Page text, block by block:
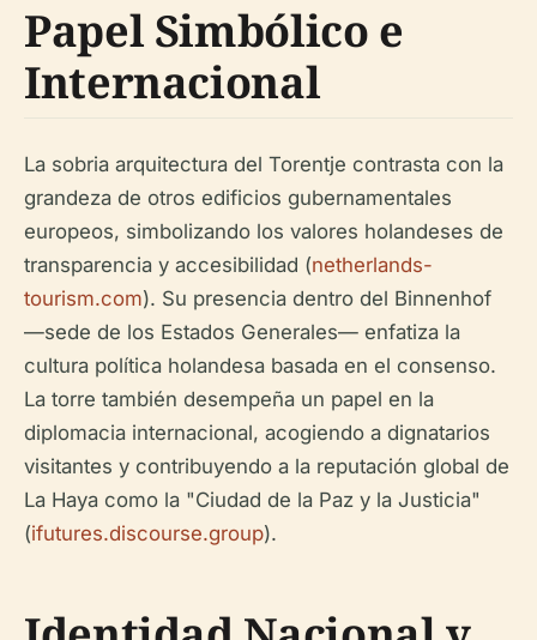
Papel Simbólico e
Internacional
La sobria arquitectura del Torentje contrasta con la
grandeza de otros edificios gubernamentales
europeos, simbolizando los valores holandeses de
transparencia y accesibilidad (netherlands-
tourism.com). Su presencia dentro del Binnenhof
—sede de los Estados Generales— enfatiza la
cultura política holandesa basada en el consenso.
La torre también desempeña un papel en la
diplomacia internacional, acogiendo a dignatarios
visitantes y contribuyendo a la reputación global de
La Haya como la "Ciudad de la Paz y la Justicia"
(ifutures.discourse.group).